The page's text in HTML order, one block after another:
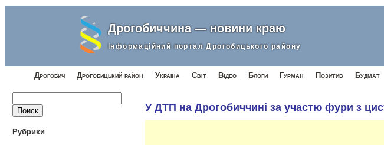
Дрогобиччина — новини краю
Інформаційний портал Дрогобицького району
Дрогобич Дрогобицький район Україна Світ Відео Блоги Гурман Позитив Будмат
Рубрики
У ДТП на Дрогобиччині за участю фури з